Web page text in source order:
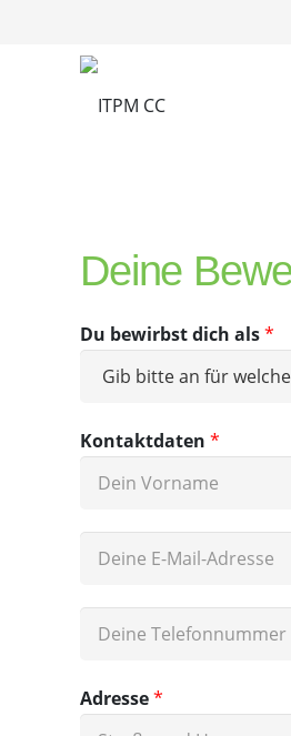
Deine
Du bewirbst dich als*
Kontaktdaten *
Adresse*